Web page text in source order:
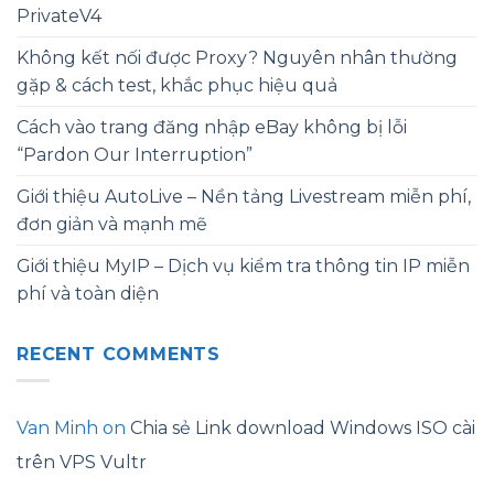
PrivateV4
Không kết nối được Proxy? Nguyên nhân thường
gặp & cách test, khắc phục hiệu quả
Cách vào trang đăng nhập eBay không bị lỗi
“Pardon Our Interruption”
Giới thiệu AutoLive – Nền tảng Livestream miễn phí,
đơn giản và mạnh mẽ
Giới thiệu MyIP – Dịch vụ kiểm tra thông tin IP miễn
phí và toàn diện
RECENT COMMENTS
Van Minh on Chia sẻ Link download Windows ISO cài
trên VPS Vultr